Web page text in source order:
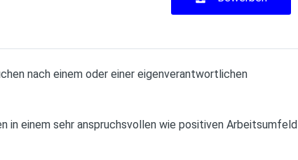
nach einem oder einer eigenverantwortlichen
in einem sehr anspruchsvollen wie positiven Arbeitsumfeld